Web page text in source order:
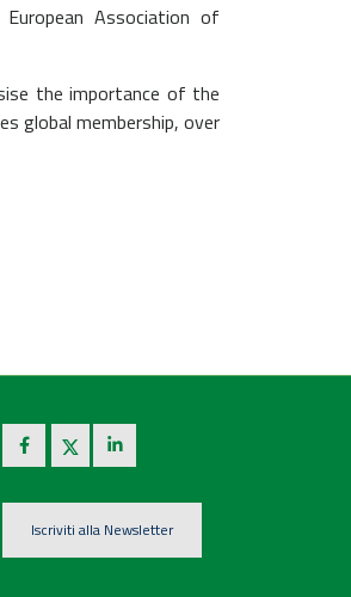
Association of
the importance of the
global membership, over
Iscriviti alla Newsletter